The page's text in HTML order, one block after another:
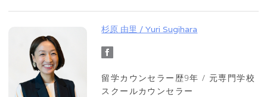
杉原 由里 / Yuri Sugihara
留学カウンセラー歴9年 / 元専門学校
スクールカウンセラー